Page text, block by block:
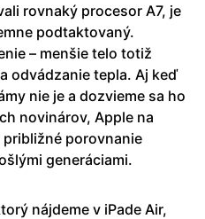
rovnaký procesor A7, je
podtaktovaný.
– menšie telo totiž
odvádzanie tepla. Aj keď
nie je a dozvieme sa ho
novinárov, Apple na
približné porovnanie
generáciami.
nájdeme v iPade Air,